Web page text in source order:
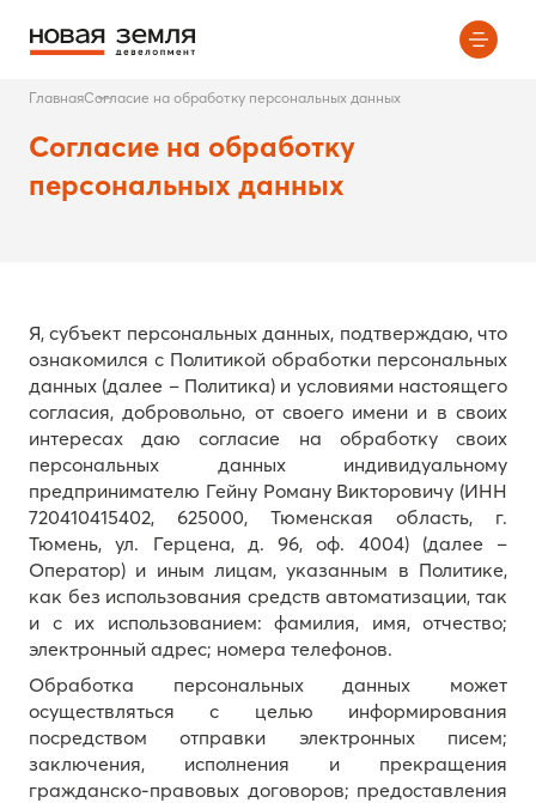
ГлавнаяСогласие на обработку персональных данных
Согласие на обработку
персональных данных
Я, субъект персональных данных, подтверждаю, что
ознакомился с Политикой обработки персональных
данных (далее – Политика) и условиями настоящего
согласия, добровольно, от своего имени и в своих
интересах даю согласие на обработку своих
персональных данных индивидуальному
предпринимателю Гейну Роману Викторовичу (ИНН
720410415402, 625000, Тюменская область, г.
Тюмень, ул. Герцена, д. 96, оф. 4004) (далее –
Оператор) и иным лицам, указанным в Политике,
как без использования средств автоматизации, так
и с их использованием: фамилия, имя, отчество;
электронный адрес; номера телефонов.
Обработка персональных данных может
осуществляться с целью информирования
посредством отправки электронных писем;
заключения, исполнения и прекращения
гражданско-правовых договоров; предоставления